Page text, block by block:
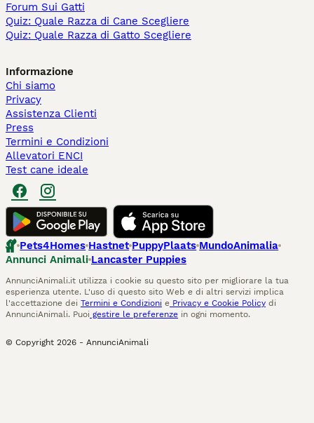
Forum Sui Gatti
Quiz: Quale Razza di Cane Scegliere
Quiz: Quale Razza di Gatto Scegliere
Informazione
Chi siamo
Privacy
Assistenza Clienti
Press
Termini e Condizioni
Allevatori ENCI
Test cane ideale
Pets4Homes Hastnet PuppyPlaats MundoAnimalia
Annunci Animali Lancaster Puppies
AnnunciAnimali.it utilizza i cookie su questo sito per migliorare la tua
esperienza utente. L'uso di questo sito Web e di altri servizi implica
l'accettazione dei Termini e Condizioni e Privacy e Cookie Policy di
AnnunciAnimali. Puoi gestire le preferenze in ogni momento.
© Copyright 2026 - AnnunciAnimali